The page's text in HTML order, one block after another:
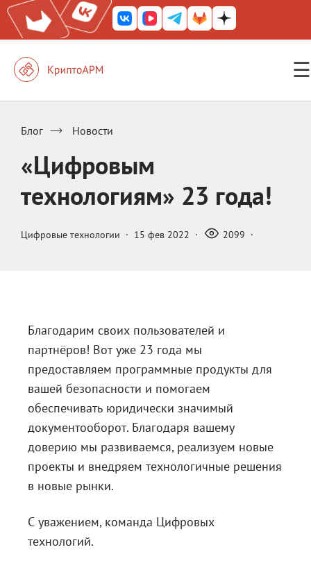
☰
КриптоАРМ Mobile
КриптоАРМ ID
Блог
Документация
Магазин
Полная версия сайта
Блог Новости
«Цифровым
технологиям» 23 года!
Цифровые технологии · 15 фев 2022 · 2099 ·
Благодарим своих пользователей и
партнёров! Вот уже 23 года мы
предоставляем программные продукты для
вашей безопасности и помогаем
обеспечивать юридически значимый
документооборот. Благодаря вашему
доверию мы развиваемся, реализуем новые
проекты и внедряем технологичные решения
в новые рынки.
С уважением, команда Цифровых
технологий.